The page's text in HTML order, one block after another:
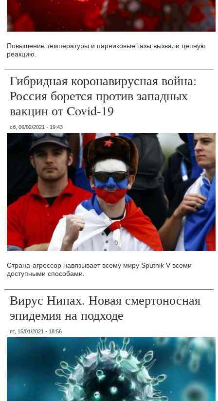
Повышение температуры и парниковые газы вызвали цепную
реакцию.
Гибридная коронавирусная война:
Россия борется против западных
вакцин от Covid-19
сб, 06/02/2021 - 19:43
Страна-агрессор навязывает всему миру Sputnik V всеми
доступными способами.
Вирус Нипах. Новая смертоносная
эпидемия на подходе
пт, 15/01/2021 - 18:56